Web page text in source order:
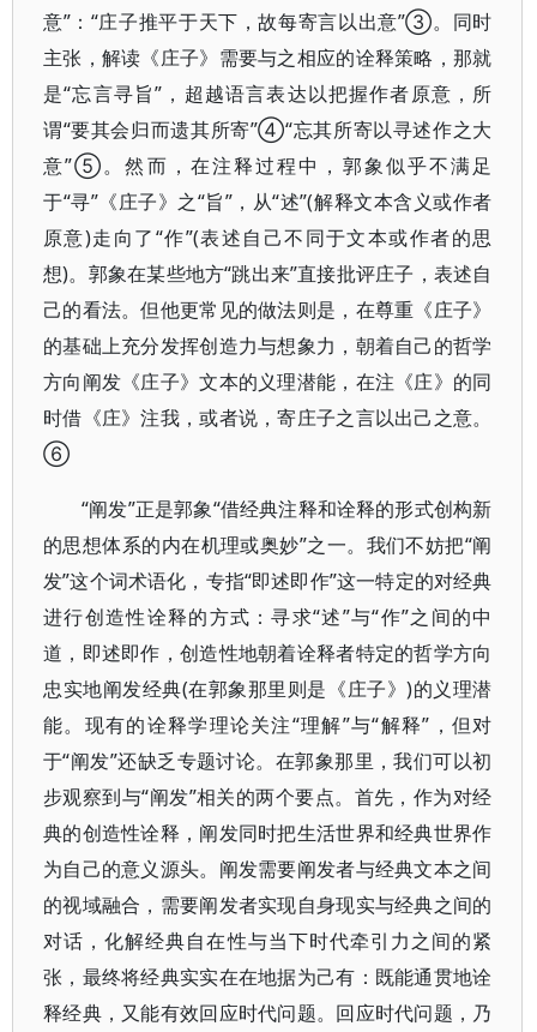
意”：“庄子推平于天下，故每寄言以出意”③。同时
主张，解读《庄子》需要与之相应的诠释策略，那就
是“忘言寻旨”，超越语言表达以把握作者原意，所
谓“要其会归而遗其所寄”④“忘其所寄以寻述作之大
意”⑤。然而，在注释过程中，郭象似乎不满足
于“寻”《庄子》之“旨”，从“述”(解释文本含义或作者
原意)走向了“作”(表述自己不同于文本或作者的思
想)。郭象在某些地方“跳出来”直接批评庄子，表述自
己的看法。但他更常见的做法则是，在尊重《庄子》
的基础上充分发挥创造力与想象力，朝着自己的哲学
方向阐发《庄子》文本的义理潜能，在注《庄》的同
时借《庄》注我，或者说，寄庄子之言以出己之意。
⑥
“阐发”正是郭象“借经典注释和诠释的形式创构新
的思想体系的内在机理或奥妙”之一。我们不妨把“阐
发”这个词术语化，专指“即述即作”这一特定的对经典
进行创造性诠释的方式：寻求“述”与“作”之间的中
道，即述即作，创造性地朝着诠释者特定的哲学方向
忠实地阐发经典(在郭象那里则是《庄子》)的义理潜
能。现有的诠释学理论关注“理解”与“解释”，但对
于“阐发”还缺乏专题讨论。在郭象那里，我们可以初
步观察到与“阐发”相关的两个要点。首先，作为对经
典的创造性诠释，阐发同时把生活世界和经典世界作
为自己的意义源头。阐发需要阐发者与经典文本之间
的视域融合，需要阐发者实现自身现实与经典之间的
对话，化解经典自在性与当下时代牵引力之间的紧
张，最终将经典实实在在地据为己有：既能通贯地诠
释经典，又能有效回应时代问题。回应时代问题，乃